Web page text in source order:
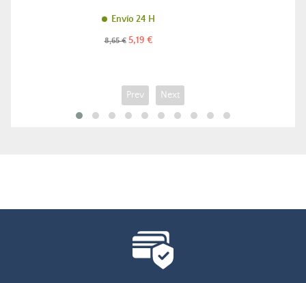
Envío 24 H
Precio
8,65 € Precio
5,19 €
Prev Next